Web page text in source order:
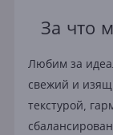
За что
Любим за
свежий и
текстурой,